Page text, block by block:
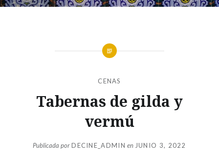
CENAS
Tabernas de gilda y
vermú
Publicada porDECINE_ADMIN en JUNIO 3, 2022